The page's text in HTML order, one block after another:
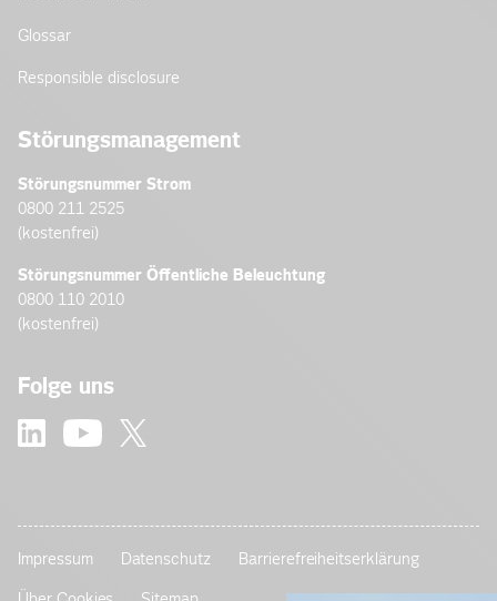
Glossar
Responsible disclosure
Störungsmanagement
Störungsnummer Strom
0800 211 2525
(kostenfrei)
Störungsnummer Öffentliche Beleuchtung
0800 110 2010
(kostenfrei)
Folge uns
Impressum Datenschutz Barrierefreiheitserklärung